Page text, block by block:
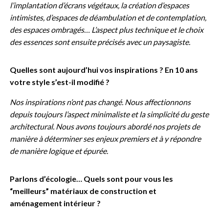
l’implantation d’écrans végétaux, la création d’espaces
intimistes, d’espaces de déambulation et de contemplation,
des espaces ombragés… L’aspect plus technique et le choix
des essences sont ensuite précisés avec un paysagiste.
Quelles sont aujourd’hui vos inspirations ? En 10 ans
votre style s’est-il modifié ?
Nos inspirations n’ont pas changé. Nous affectionnons
depuis toujours l’aspect minimaliste et la simplicité du geste
architectural. Nous avons toujours abordé nos projets de
manière à déterminer ses enjeux premiers et à y répondre
de manière logique et épurée.
Parlons d’écologie… Quels sont pour vous les
“meilleurs” matériaux de construction et
aménagement intérieur ?